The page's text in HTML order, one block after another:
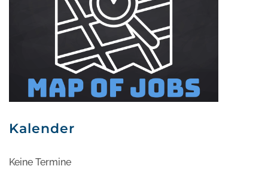
Kalender
Keine Termine